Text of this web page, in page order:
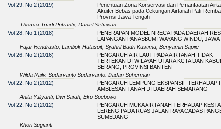
Vol 29, No 2 (2019)
Penentuan Zona Konservasi dan Pemanfaatan
Akuifer Bebas pada Cekungan Airtanah Pati-
Provinsi Jawa Tengah
Thomas Triadi Putranto, Daniel Setiawan
Vol 28, No 1 (2018)
PENERAPAN MODEL NRECA PADA DAERAH
LAPANGAN PANASBUMI WAYANG WINDU, JAWA
Fajar Hendrasto, Lambok Hutasoit, Syahril Badri Kusuma, Benyamin Sapiie
Vol 26, No 2 (2016)
PENGARUH AIR LAUT PADA AIRTANAH TIDAK
TERTEKAN DI WILAYAH UTARA KOTA DAN
SERANG, PROVINSI BANTEN
Wilda Naily, Sudaryanto Sudaryanto, Dadan Suherman
Vol 22, No 2 (2012)
PENGARUH LEMPUNG EKSPANSIF TERHADAP
AMBLESAN TANAH DI DAERAH SEMARANG
Anita Yuliyanti, Dwi Sarah, Eko Soebowo
Vol 22, No 2 (2012)
PENGARUH MUKA AIRTANAH TERHADAP
LERENG PADA RUAS JALAN RAYA CADAS
SUMEDANG
Khori Sugianti